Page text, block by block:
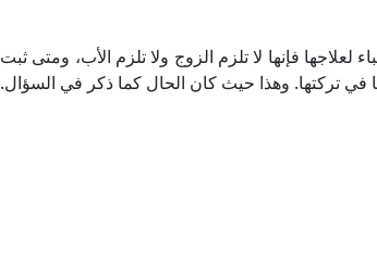
لعلاجها فإنها لا تلزم الزوج ولا تلزم الأب، ومتى ثبت
في تركتها. وهذا حيث كان الحال كما ذكر في السؤال.